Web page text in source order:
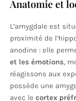
Anatomie et
L’amygdale est
proximité de
anodine : elle
et les émotions,
réagissons aux
possède une
avec le cortex